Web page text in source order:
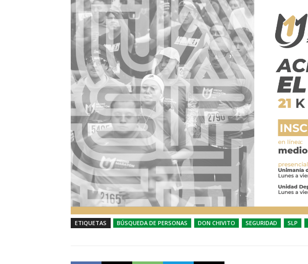
ETIQUETAS BÚSQUEDA DE PERSONAS DON CHIVITO SEGURIDAD SLP